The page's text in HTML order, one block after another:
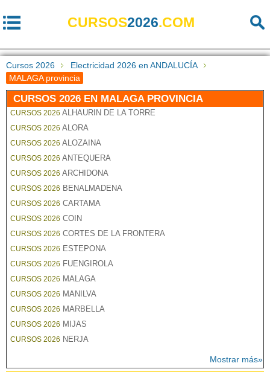
CURSOS2026.COM
Cursos 2026
Electricidad 2026 en ANDALUCÍA
MALAGA provincia
CURSOS 2026 EN MALAGA PROVINCIA
CURSOS 2026 ALHAURIN DE LA TORRE
CURSOS 2026 ALORA
CURSOS 2026 ALOZAINA
CURSOS 2026 ANTEQUERA
CURSOS 2026 ARCHIDONA
CURSOS 2026 BENALMADENA
CURSOS 2026 CARTAMA
CURSOS 2026 COIN
CURSOS 2026 CORTES DE LA FRONTERA
CURSOS 2026 ESTEPONA
CURSOS 2026 FUENGIROLA
CURSOS 2026 MALAGA
CURSOS 2026 MANILVA
CURSOS 2026 MARBELLA
CURSOS 2026 MIJAS
CURSOS 2026 NERJA
Mostrar más»